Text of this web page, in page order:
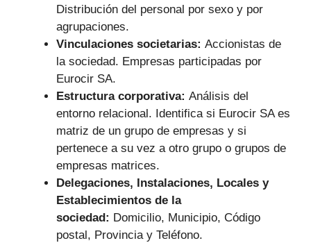
Distribución del personal por sexo y por
agrupaciones.
Vinculaciones societarias: Accionistas de
la sociedad. Empresas participadas por
Eurocir SA.
Estructura corporativa: Análisis del
entorno relacional. Identifica si Eurocir SA es
matriz de un grupo de empresas y si
pertenece a su vez a otro grupo o grupos de
empresas matrices.
Delegaciones, Instalaciones, Locales y
Establecimientos de la
sociedad: Domicilio, Municipio, Código
postal, Provincia y Teléfono.